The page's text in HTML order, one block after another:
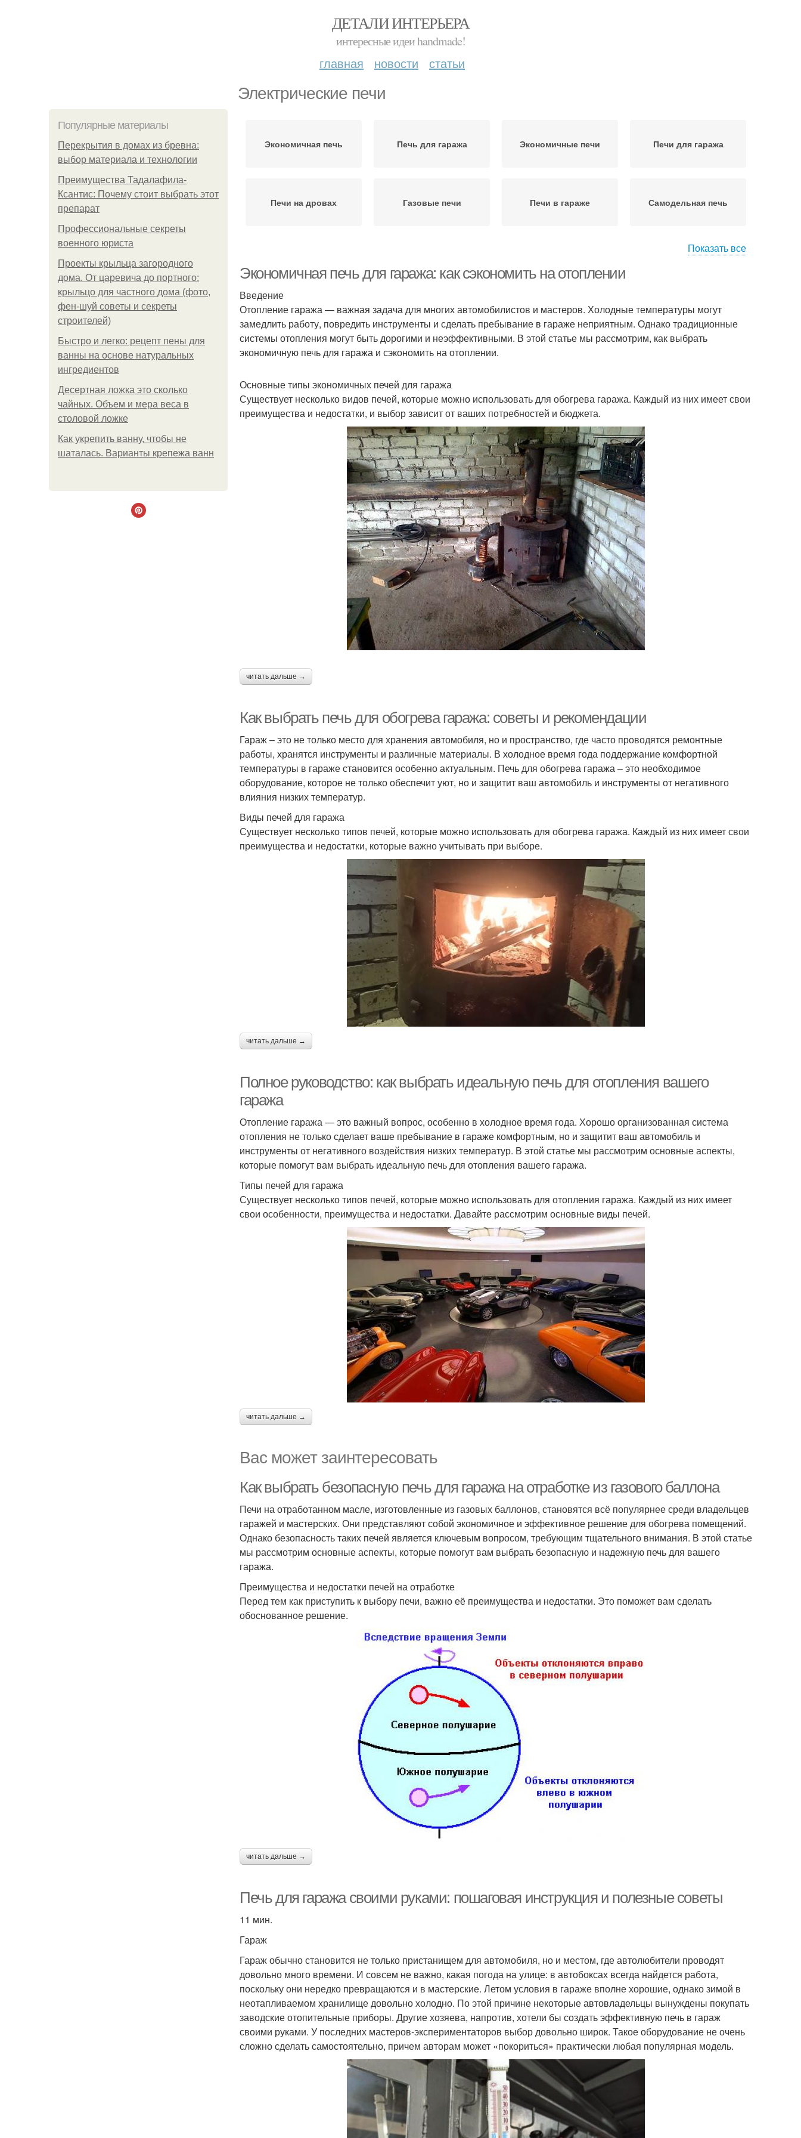
ДЕТАЛИ ИНТЕРЬЕРА
интересные идеи handmade!
главная новости статьи
Электрические печи
Популярные материалы
Перекрытия в домах из бревна:
выбор материала и технологии
Преимущества Тадалафила-
Ксантис: Почему стоит выбрать этот
препарат
Профессиональные секреты
военного юриста
Проекты крыльца загородного
дома. От царевича до портного:
крыльцо для частного дома (фото,
фен-шуй советы и секреты
строителей)
Быстро и легко: рецепт пены для
ванны на основе натуральных
ингредиентов
Десертная ложка это сколько
чайных. Объем и мера веса в
столовой ложке
Как укрепить ванну, чтобы не
шаталась. Варианты крепежа ванн
Экономичная печь Печь для гаража Экономичные печи Печи для гаража
Печи на дровах Газовые печи Печи в гараже Самодельная печь
Печь для обогрева Тепло вместо печи Печь для отопления
Обогреватели вместо
печи
Показать все
Экономичная печь для гаража: как сэкономить на отоплении
Введение
Отопление гаража — важная задача для многих автомобилистов и мастеров. Холодные температуры могут
замедлить работу, повредить инструменты и сделать пребывание в гараже неприятным. Однако традиционные
системы отопления могут быть дорогими и неэффективными. В этой статье мы рассмотрим, как выбрать
экономичную печь для гаража и сэкономить на отоплении.
Основные типы экономичных печей для гаража
Существует несколько видов печей, которые можно использовать для обогрева гаража. Каждый из них имеет свои
преимущества и недостатки, и выбор зависит от ваших потребностей и бюджета.
читать дальше →
Как выбрать печь для обогрева гаража: советы и рекомендации
Гараж – это не только место для хранения автомобиля, но и пространство, где часто проводятся ремонтные
работы, хранятся инструменты и различные материалы. В холодное время года поддержание комфортной
температуры в гараже становится особенно актуальным. Печь для обогрева гаража – это необходимое
оборудование, которое не только обеспечит уют, но и защитит ваш автомобиль и инструменты от негативного
влияния низких температур.
Виды печей для гаража
Существует несколько типов печей, которые можно использовать для обогрева гаража. Каждый из них имеет свои
преимущества и недостатки, которые важно учитывать при выборе.
читать дальше →
Полное руководство: как выбрать идеальную печь для отопления вашего
гаража
Отопление гаража — это важный вопрос, особенно в холодное время года. Хорошо организованная система
отопления не только сделает ваше пребывание в гараже комфортным, но и защитит ваш автомобиль и
инструменты от негативного воздействия низких температур. В этой статье мы рассмотрим основные аспекты,
которые помогут вам выбрать идеальную печь для отопления вашего гаража.
Типы печей для гаража
Существует несколько типов печей, которые можно использовать для отопления гаража. Каждый из них имеет
свои особенности, преимущества и недостатки. Давайте рассмотрим основные виды печей.
читать дальше →
Вас может заинтересовать
Как выбрать безопасную печь для гаража на отработке из газового баллона
Печи на отработанном масле, изготовленные из газовых баллонов, становятся всё популярнее среди владельцев
гаражей и мастерских. Они представляют собой экономичное и эффективное решение для обогрева помещений.
Однако безопасность таких печей является ключевым вопросом, требующим тщательного внимания. В этой статье
мы рассмотрим основные аспекты, которые помогут вам выбрать безопасную и надежную печь для вашего
гаража.
Преимущества и недостатки печей на отработке
Перед тем как приступить к выбору печи, важно её преимущества и недостатки. Это поможет вам сделать
обоснованное решение.
читать дальше →
Печь для гаража своими руками: пошаговая инструкция и полезные советы
11 мин.
Гараж
Гараж обычно становится не только пристанищем для автомобиля, но и местом, где автолюбители проводят
довольно много времени. И совсем не важно, какая погода на улице: в автобоксах всегда найдется работа,
поскольку они нередко превращаются и в мастерские. Летом условия в гараже вполне хорошие, однако зимой в
неотапливаемом хранилище довольно холодно. По этой причине некоторые автовладельцы вынуждены покупать
заводские отопительные приборы. Другие хозяева, напротив, хотели бы создать эффективную печь в гараж
своими руками. У последних мастеров-экспериментаторов выбор довольно широк. Такое оборудование не очень
сложно сделать самостоятельно, причем авторам может «покориться» практически любая популярная модель.